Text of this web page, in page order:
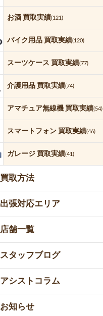
お酒 買取実績(121)
バイク用品 買取実績(120)
スーツケース 買取実績(77)
介護用品 買取実績(74)
アマチュア無線機 買取実績(54)
スマートフォン 買取実績(46)
ガレージ 買取実績(41)
買取方法
出張対応エリア
店舗一覧
スタッフブログ
アシストコラム
お知らせ